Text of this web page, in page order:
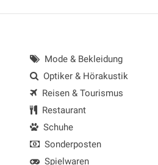
Mode & Bekleidung
Optiker & Hörakustik
Reisen & Tourismus
Restaurant
Schuhe
Sonderposten
Spielwaren